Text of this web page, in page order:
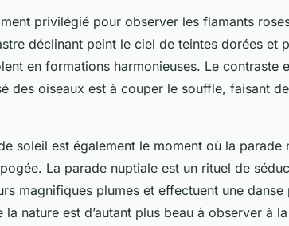
privilégié pour observer les flamants
déclinant peint le ciel de teintes dorées et
en formations harmonieuses. Le contraste
des oiseaux est à couper le souffle, faisant
soleil est également le moment où la parade
La parade nuptiale est un rituel de
magnifiques plumes et effectuent une
la nature est d’autant plus beau à observer à